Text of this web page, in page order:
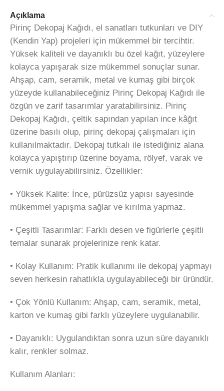
Açıklama
Pirinç Dekopaj Kağıdı, el sanatları tutkunları ve DIY
(Kendin Yap) projeleri için mükemmel bir tercihtir.
Yüksek kaliteli ve dayanıklı bu özel kağıt, yüzeylere
kolayca yapışarak size mükemmel sonuçlar sunar.
Ahşap, cam, seramik, metal ve kumaş gibi birçok
yüzeyde kullanabileceğiniz Pirinç Dekopaj Kağıdı ile
özgün ve zarif tasarımlar yaratabilirsiniz. Pirinç
Dekopaj Kağıdı, çeltik sapından yapılan ince kâğıt
üzerine basılı olup, pirinç dekopaj çalışmaları için
kullanılmaktadır. Dekopaj tutkalı ile istediğiniz alana
kolayca yapıştırıp üzerine boyama, rölyef, varak ve
vernik uygulayabilirsiniz. Özellikler:
•⁠ ⁠Yüksek Kalite: İnce, pürüzsüz yapısı sayesinde
mükemmel yapışma sağlar ve kırılma yapmaz.
•⁠ ⁠Çeşitli Tasarımlar: Farklı desen ve figürlerle çeşitli
temalar sunarak projelerinize renk katar.
•⁠ ⁠Kolay Kullanım: Pratik kullanımı ile dekopaj yapmayı
seven herkesin rahatlıkla uygulayabileceği bir üründür.
•⁠ ⁠Çok Yönlü Kullanım: Ahşap, cam, seramik, metal,
karton ve kumaş gibi farklı yüzeylere uygulanabilir.
•⁠ ⁠Dayanıklı: Uygulandıktan sonra uzun süre dayanıklı
kalır, renkler solmaz.
Kullanım Alanları: